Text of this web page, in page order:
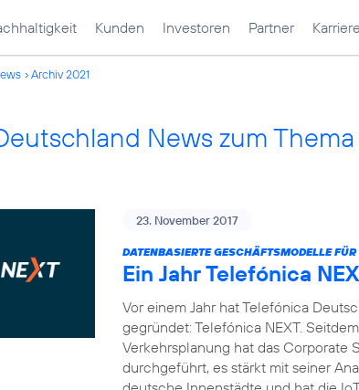
Kunden Investoren Partner Karriere
Archiv 2021
News zum
23. November 2017
DATENBASIERTE GESCHÄFTSMODELLE
Ein Jahr Telefónica
Vor einem Jahr hat Telefónica
gegründet: Telefónica NEXT.
Verkehrsplanung hat das
durchgeführt, es stärkt mit seiner